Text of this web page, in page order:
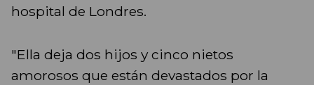
hospital de Londres.
"Ella deja dos hijos y cinco nietos
amorosos que están devastados por la